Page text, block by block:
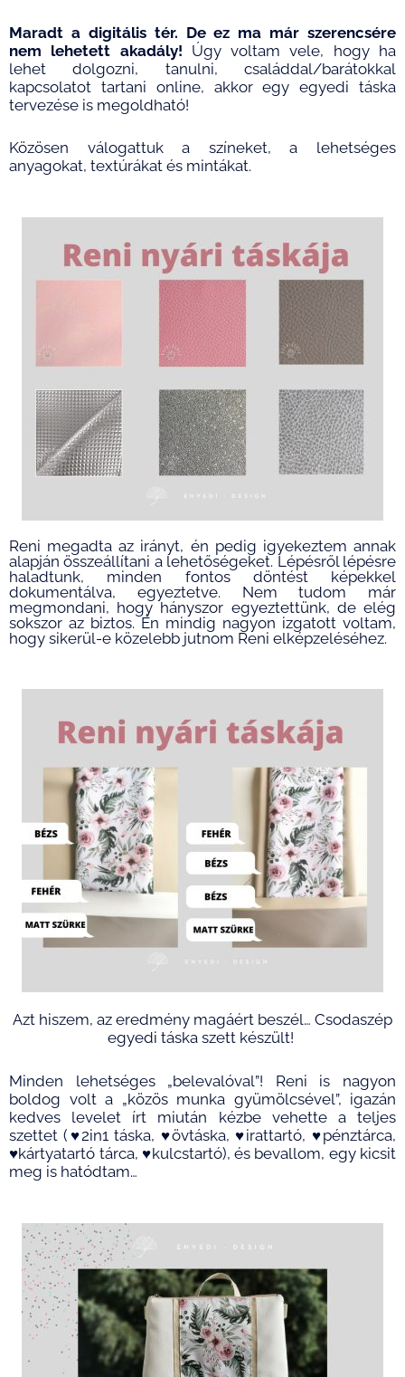
Maradt a digitális tér. De ez ma már szerencsére
nem lehetett akadály! Úgy voltam vele, hogy ha
lehet dolgozni, tanulni, családdal/barátokkal
kapcsolatot tartani online, akkor egy egyedi táska
tervezése is megoldható!
Közösen válogattuk a színeket, a lehetséges
anyagokat, textúrákat és mintákat.
Reni megadta az irányt, én pedig igyekeztem annak
alapján összeállítani a lehetőségeket. Lépésről lépésre
haladtunk, minden fontos döntést képekkel
dokumentálva, egyeztetve. Nem tudom már
megmondani, hogy hányszor egyeztettünk, de elég
sokszor az biztos. Én mindig nagyon izgatott voltam,
hogy sikerül-e közelebb jutnom Reni elképzeléséhez.
Azt hiszem, az eredmény magáért beszél… Csodaszép
egyedi táska szett készült!
Minden lehetséges „belevalóval”! Reni is nagyon
boldog volt a „közös munka gyümölcsével”, igazán
kedves levelet írt miután kézbe vehette a teljes
szettet (♥2in1 táska, ♥övtáska, ♥irattartó, ♥pénztárca,
♥kártyatartó tárca, ♥kulcstartó), és bevallom, egy kicsit
meg is hatódtam…